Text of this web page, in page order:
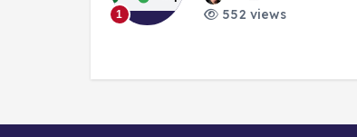
1
552 views